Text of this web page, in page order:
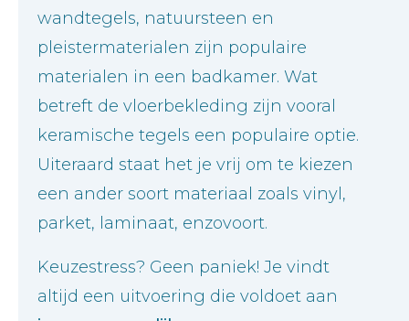
wandtegels, natuursteen en
pleistermaterialen zijn populaire
materialen in een badkamer. Wat
betreft de vloerbekleding zijn vooral
keramische tegels een populaire optie.
Uiteraard staat het je vrij om te kiezen
een ander soort materiaal zoals vinyl,
parket, laminaat, enzovoort.
Keuzestress? Geen paniek! Je vindt
altijd een uitvoering die voldoet aan